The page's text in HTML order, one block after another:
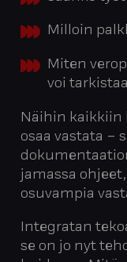
Milloin
Miten
voi
Näihin kaikkiin
osaa vastata –
jamassa
osuvampia
Integratan
se on jo nyt